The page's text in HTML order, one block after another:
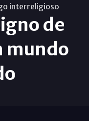
interreligioso
de
mundo